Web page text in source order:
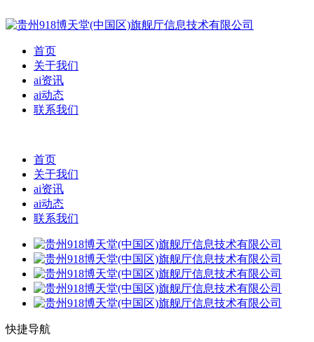
首页
关于我们
ai资讯
ai动态
联系我们
首页
关于我们
ai资讯
ai动态
联系我们
快捷导航